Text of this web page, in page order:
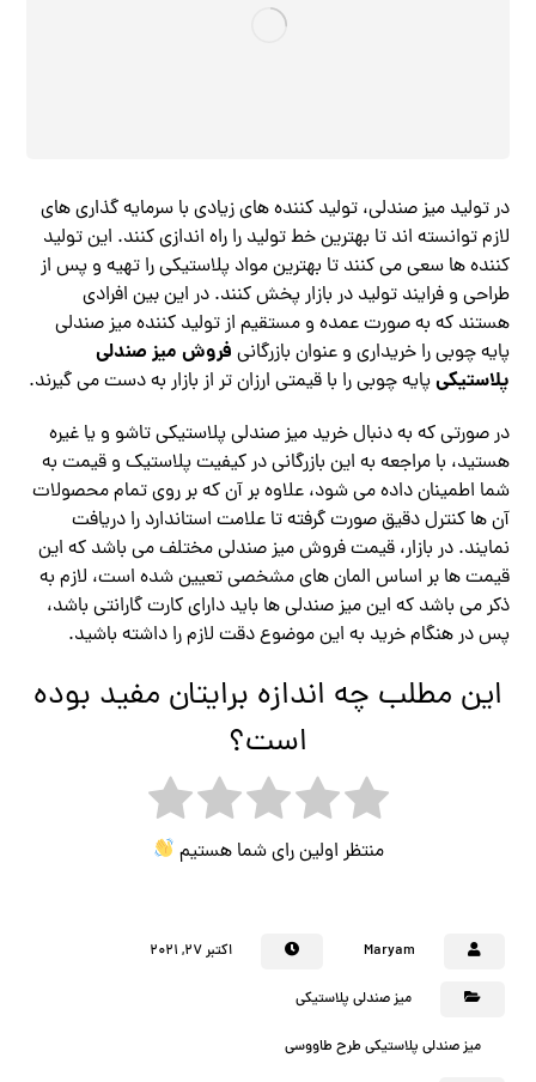
در تولید میز صندلی، تولید کننده های زیادی با سرمایه گذاری های
لازم توانسته اند تا بهترین خط تولید را راه اندازی کنند. این تولید
کننده ها سعی می کنند تا بهترین مواد پلاستیکی را تهیه و پس از
طراحی و فرایند تولید در بازار پخش کنند. در این بین افرادی
هستند که به صورت عمده و مستقیم از تولید کننده میز صندلی
پایه چوبی را خریداری و عنوان بازرگانی فروش میز صندلی
پلاستیکیپایه چوبی را با قیمتی ارزان تر از بازار به دست می گیرند.
در صورتی که به دنبال خرید میز صندلی پلاستیکی تاشو و یا غیره
هستید، با مراجعه به این بازرگانی در کیفیت پلاستیک و قیمت به
شما اطمینان داده می شود، علاوه بر آن که بر روی تمام محصولات
آن ها کنترل دقیق صورت گرفته تا علامت استاندارد را دریافت
نمایند. در بازار، قیمت فروش میز صندلی مختلف می باشد که این
قیمت ها بر اساس المان های مشخصی تعیین شده است، لازم به
ذکر می باشد که این میز صندلی ها باید دارای کارت گارانتی باشد،
پس در هنگام خرید به این موضوع دقت لازم را داشته باشید.
این مطلب چه اندازه برایتان مفید بوده
است؟
منتظر اولین رای شما هستیم
Maryam اکتبر ۲۷, ۲۰۲۱
میز صندلی پلاستیکی
میز صندلی پلاستیکی طرح طاووسی